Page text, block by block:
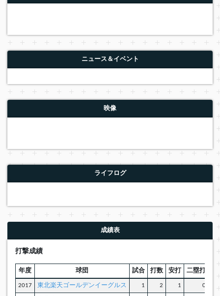
ニュース＆イベント
映像
ライフログ
成績表
打撃成績
年度 球団 試合 打数 安打 二塁打
2017 東北楽天ゴールデンイーグルス 1 2 1 0